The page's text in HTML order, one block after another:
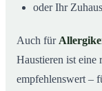
oder Ihr
Auch für
Haustieren ist eine
empfehlenswert –